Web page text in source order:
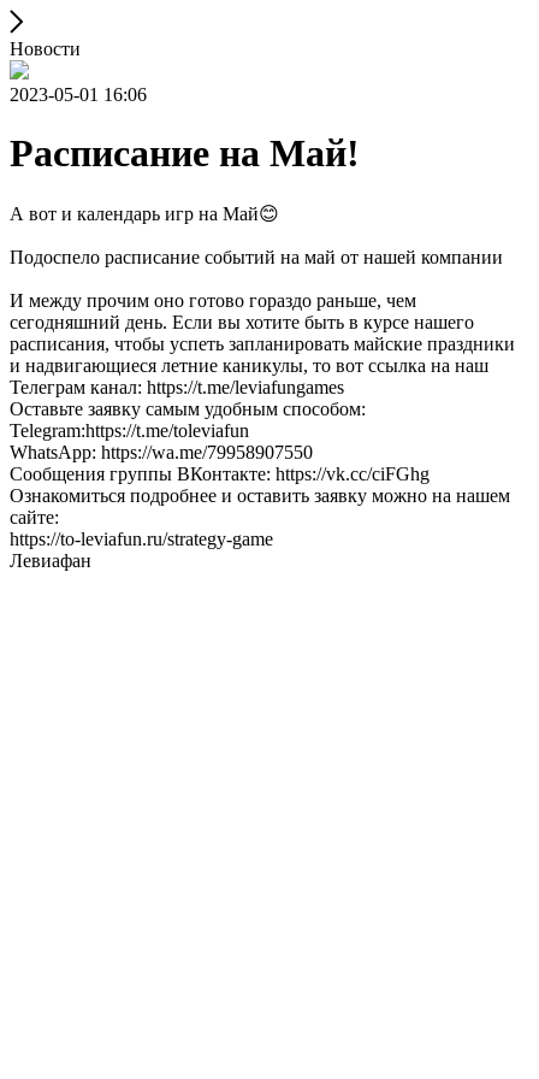
Новости
2023-05-01 16:06
Расписание на Май!
А вот и календарь игр на Май😊
Подоспело расписание событий на май от нашей компании
И между прочим оно готово гораздо раньше, чем
сегодняшний день. Если вы хотите быть в курсе нашего
расписания, чтобы успеть запланировать майские праздники
и надвигающиеся летние каникулы, то вот ссылка на наш
Телеграм канал: https://t.me/leviafungames
Оставьте заявку самым удобным способом:
Telegram:https://t.me/toleviafun
WhatsApp: https://wa.me/79958907550
Сообщения группы ВКонтакте: https://vk.cc/ciFGhg
Ознакомиться подробнее и оставить заявку можно на нашем
сайте:
https://to-leviafun.ru/strategy-game
Левиафан